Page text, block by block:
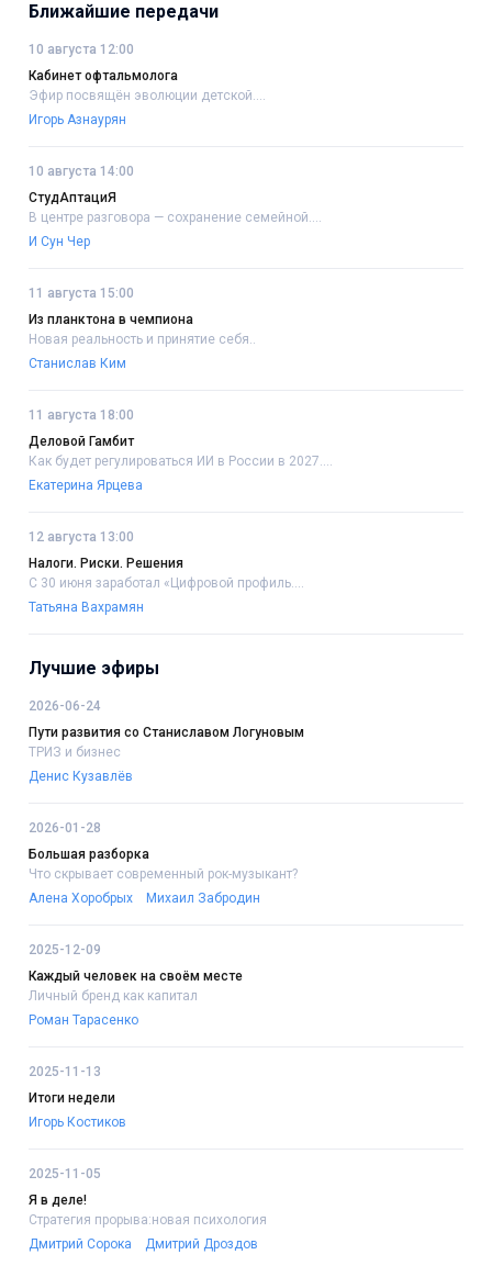
Ближайшие передачи
10 августа 12:00
Кабинет офтальмолога
Эфир посвящён эволюции детской....
Игорь Азнаурян
10 августа 14:00
СтудАптациЯ
В центре разговора — сохранение семейной....
И Сун Чер
11 августа 15:00
Из планктона в чемпиона
Новая реальность и принятие себя..
Станислав Ким
11 августа 18:00
Деловой Гамбит
Как будет регулироваться ИИ в России в 2027....
Екатерина Ярцева
12 августа 13:00
Налоги. Риски. Решения
С 30 июня заработал «Цифровой профиль....
Татьяна Вахрамян
Лучшие эфиры
2026-06-24
Пути развития со Станиславом Логуновым
ТРИЗ и бизнес
Денис Кузавлёв
2026-01-28
Большая разборка
Что скрывает современный рок-музыкант?
Алена Хоробрых
Михаил Забродин
2025-12-09
Каждый человек на своём месте
Личный бренд как капитал
Роман Тарасенко
2025-11-13
Итоги недели
Игорь Костиков
2025-11-05
Я в деле!
Стратегия прорыва:новая психология
Дмитрий Сорока
Дмитрий Дроздов